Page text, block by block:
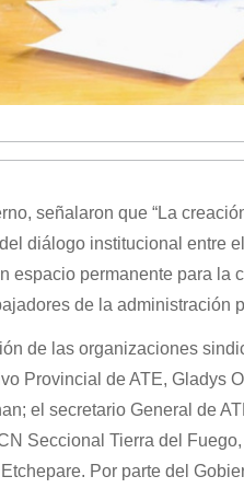
señalaron que “La
diálogo institucional entre
espacio permanente para la
de la administración
de las organizaciones
Provincial de ATE, Gladys
el secretario General de
Seccional Tierra del
Por parte del